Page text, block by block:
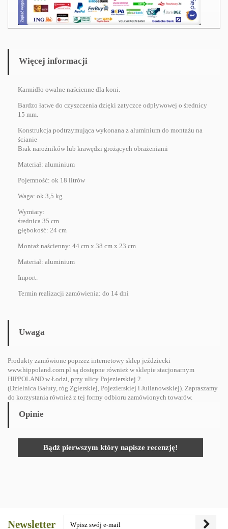
Więcej informacji
Karmidło owalne naścienne dla koni.
Bardzo łatwe do czyszczenia dzięki zatyczce odpływowej o średnicy
15 mm.
Konstrukcja podtrzymująca wykonana z aluminium do montażu na
ścianie
Brak narożników lub krawędzi grożących obrażeniami
Materiał: aluminium
Pojemność: ok 18 litrów
Waga: ok 3,5 kg
Wymiary:
średnica 35 cm
głębokość: 24 cm
Montaż naścienny: 44 cm x 38 cm x 23 cm
Materiał: aluminium
Import.
Termin realizacji zamówienia: do 14 dni
Uwaga
Produkty zamówione poprzez internetowy sklep jeździecki
www.hippoland.com.pl są dostępne również w sklepie stacjonarnym
HIPPOLAND w Łodzi, przy ulicy Pojezierskiej 2.
(Dzielnica Bałuty, róg Zgierskiej, Pojezierskiej i Julianowskiej). Zapraszamy
do korzystania również z tej formy odbioru zamówionych towarów.
Opinie
Bądź pierwszym który napisze recenzję!
Newsletter